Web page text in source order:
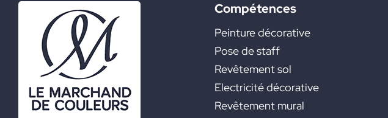
Compétences
Peinture décorative
Pose de staff
Revêtement sol
Electricité décorative
Revêtement mural